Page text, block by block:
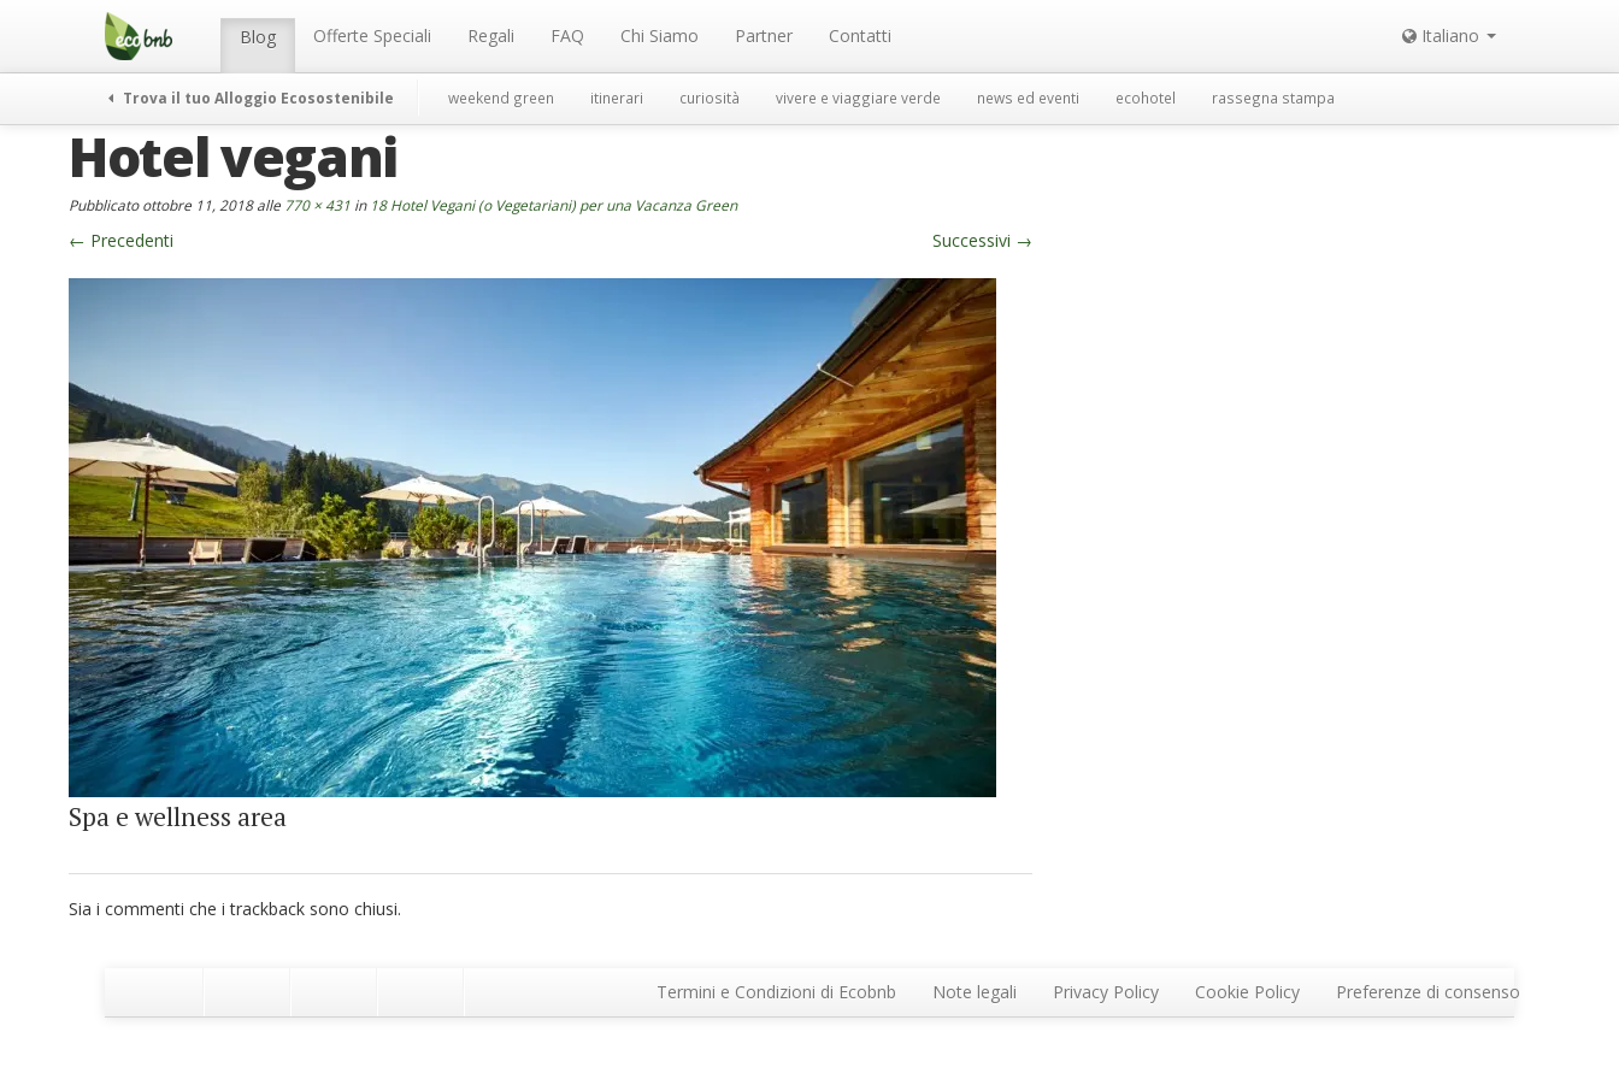
Menu Blog Offerte Speciali Regali FAQ Chi Siamo Partner Contatti Italiano
Trova il tuo Alloggio Ecosostenibile weekend green itinerari curiosità vivere e viaggiare verde news ed eventi ecohotel rassegna stampa
Hotel vegani
Pubblicatoottobre 11, 2018alle 770 × 431 in 18 Hotel Vegani (o Vegetariani) per una Vacanza Green
← Precedenti Successivi →
Spa e wellness area
Sia i commenti che i trackback sono chiusi.
Termini e Condizioni di Ecobnb Note legali Privacy Policy Cookie Policy Preferenze di consenso